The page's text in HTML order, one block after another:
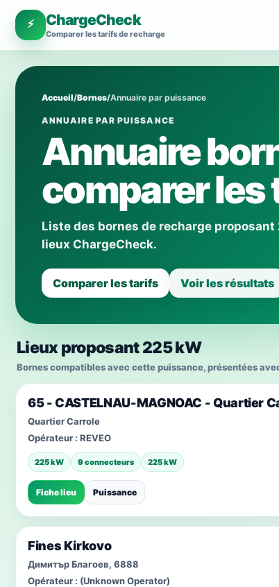
⚡ ChargeCheck
Comparer les tarifs de recharge
Accueil/Bornes/Annuaire par puissance
ANNUAIRE PAR PUISSANCE
Annuaire
comparer les
Liste des bornes de recharge
lieux ChargeCheck.
Comparer les tarifs Voir les résultats
Lieux proposant 225 kW
Bornes compatibles avec cette puissance, présentées
65 - CASTELNAU-MAGNOAC - Quartier
Quartier Carrole
Opérateur : REVEO
225 kW 9 connecteurs 225 kW
Fiche lieu Puissance
Fines Kirkovo
Димитър Благоев, 6888
Opérateur : (Unknown Operator)